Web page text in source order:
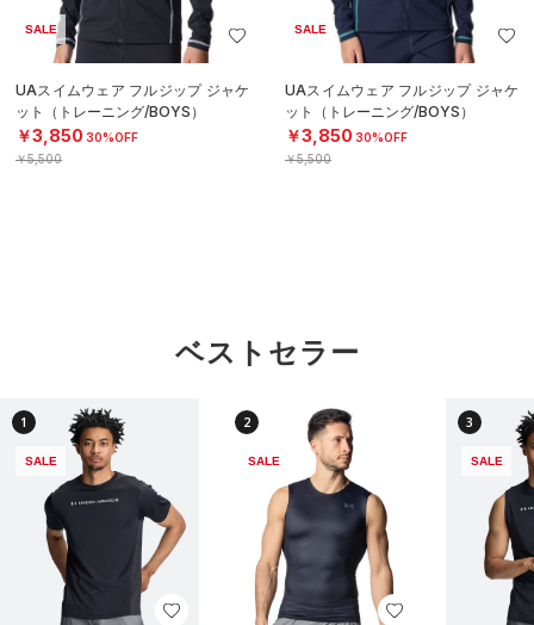
SALE
UAスイムウェア フルジップ ジャケ
ット（トレーニング/BOYS）
￥3,850 30%OFF
￥5,500
SALE
UAスイムウェア フルジップ ジャケ
ット（トレーニング/BOYS）
￥3,850 30%OFF
￥5,500
ベストセラー
1
SALE
2
SALE
3
SALE